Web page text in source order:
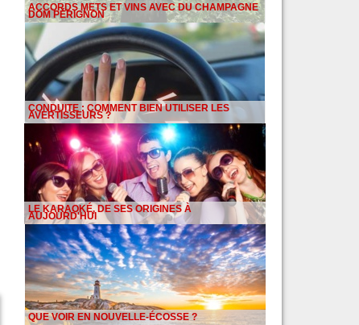
ACCORDS METS ET VINS AVEC DU CHAMPAGNE
DOM PÉRIGNON
CONDUITE : COMMENT BIEN UTILISER LES
AVERTISSEURS ?
LE KARAOKÉ, DE SES ORIGINES À
AUJOURD'HUI
QUE VOIR EN NOUVELLE-ÉCOSSE ?